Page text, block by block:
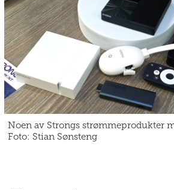
Noen av Strongs strømmeprodukter
Foto: Stian Sønsteng